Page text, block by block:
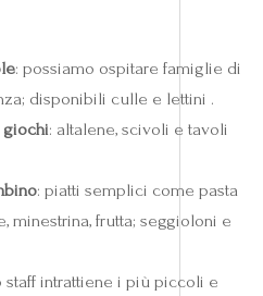
: possiamo ospitare famiglie di
disponibili culle e lettini .
giochi: altalene, scivoli e tavoli
: piatti semplici come pasta
minestrina, frutta; seggioloni e
staff intrattiene i più piccoli e